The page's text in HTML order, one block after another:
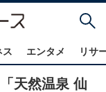
ス エンタメ リサ
天然温泉 仙